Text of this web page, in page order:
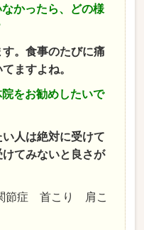
かったら、どの様
。食事のたびに痛
ますよね。
をお勧めしたいで
人は絶対に受けて
てみないと良さが
症 首こり 肩こ